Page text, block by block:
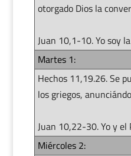
otorgado Dios la
Juan 10,1-10. Yo soy
Martes 1:
Hechos 11,19.26. Se
los griegos,
Juan 10,22-30. Yo y el
Miércoles 2: